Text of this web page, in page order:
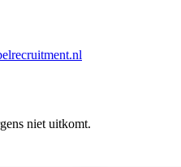
niet uitkomt.